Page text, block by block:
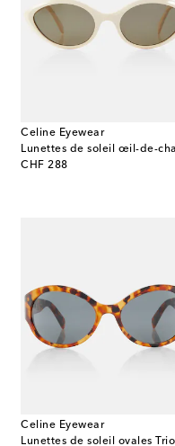
Celine Eyewear
CHF 288
original price
Celine Eyewear